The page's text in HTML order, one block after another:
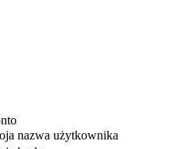
nazwa użytkownika